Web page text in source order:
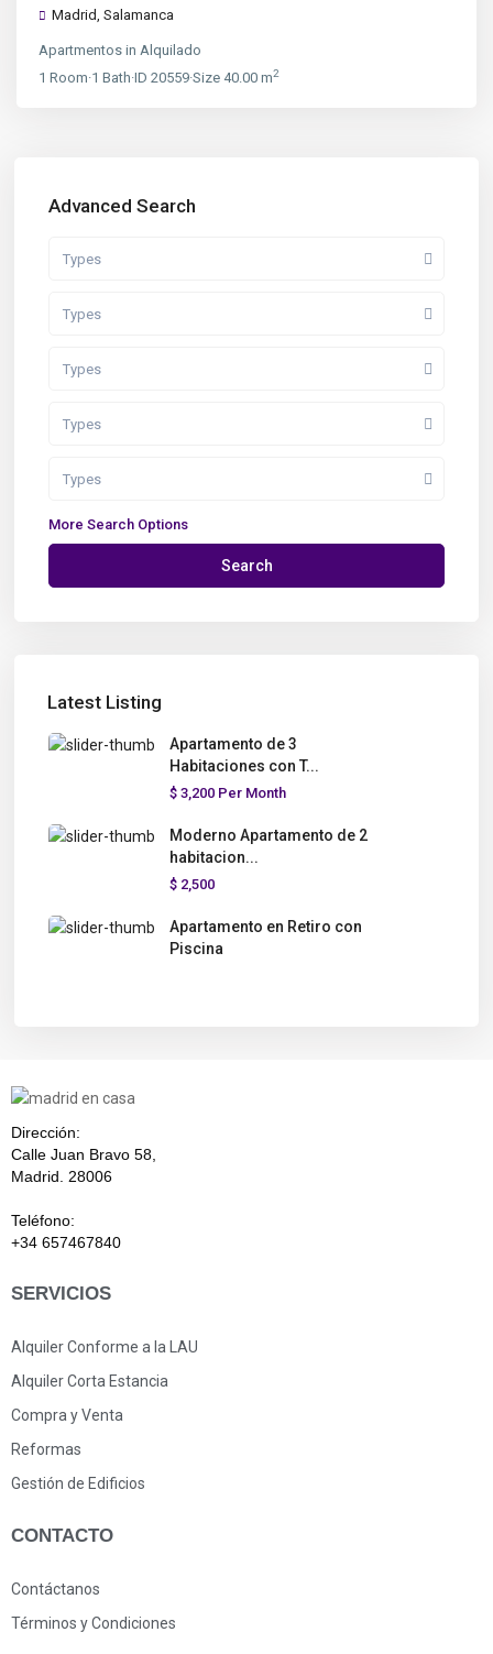
Madrid,Salamanca
Apartmentos inAlquilado
1 Room·1 Bath·ID20559·Size 40.00 m2
Advanced Search
Types
Types
Types
Types
Types
More Search Options
Search
Latest Listing
Apartamento de 3
Habitaciones con T...
$ 3,200 Per Month
Moderno Apartamento de 2
habitacion...
$ 2,500
Apartamento en Retiro con
Piscina
Dirección:
Calle Juan Bravo 58,
Madrid. 28006
Teléfono:
+34 657467840
SERVICIOS
Alquiler Conforme a la LAU
Alquiler Corta Estancia
Compra y Venta
Reformas
Gestión de Edificios
CONTACTO
Contáctanos
Términos y Condiciones